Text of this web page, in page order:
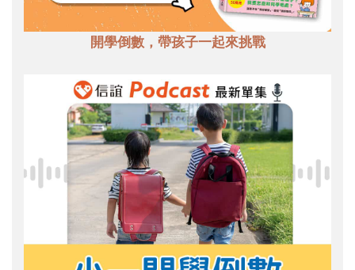
開學倒數，帶孩子一起來挑戰